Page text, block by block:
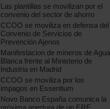
Las plantillas se movilizan por el
convenio del sector de ahorro
CCOO se moviliza en defensa del
Convenio de Servicios de
Prevención Ajenos
Manifestacion de mineros de Agua
Blanca frente al Ministerio de
Industria en Madrid
CCOO se moviliza por los
impagos en Essentium
Novo Banco España comunica la
próxima apertura de un ERE